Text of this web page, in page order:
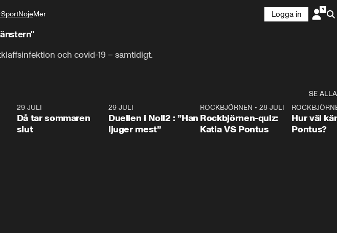
SportNöjeMer
Livsstil
Logga in
och covid-19 – samtidigt.
SE ALLA
29 JULI
Då tar sommaren
slut
29 JULI
Duellen i Noll2 : ”Han
ljuger mest”
0:15
ROCKBJÖRNEN •28 JULI
Rockbjörnen-quiz:
Katia VS Pontus
Hur väl
Pontus?